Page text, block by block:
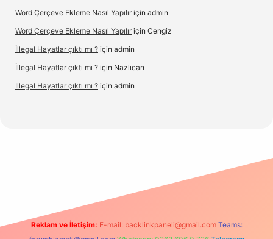
Word Çerçeve Ekleme Nasıl Yapılır için admin
Word Çerçeve Ekleme Nasıl Yapılır için Cengiz
İllegal Hayatlar çıktı mı ? için admin
İllegal Hayatlar çıktı mı ? için Nazlıcan
İllegal Hayatlar çıktı mı ? için admin
Reklam ve İletişim: E-mail: backlinkpaneli@gmail.com Teams: